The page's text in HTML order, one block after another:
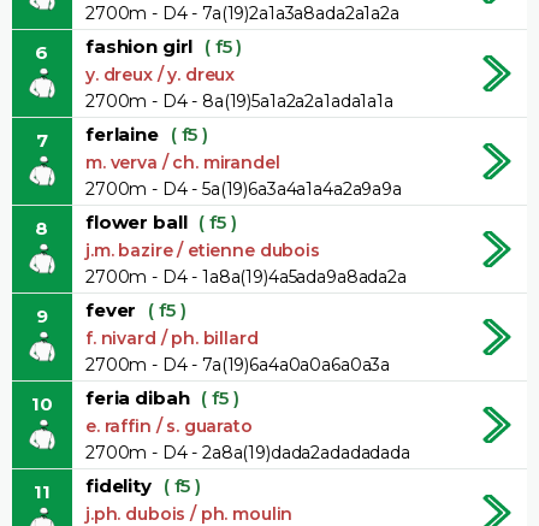
2700m - D4 - 7a(19)2a1a3a8ada2a1a2a
6 fashion girl ( f5 )
y. dreux / y. dreux
2700m - D4 - 8a(19)5a1a2a2a1ada1a1a
7 ferlaine ( f5 )
m. verva / ch. mirandel
2700m - D4 - 5a(19)6a3a4a1a4a2a9a9a
8 flower ball ( f5 )
j.m. bazire / etienne dubois
2700m - D4 - 1a8a(19)4a5ada9a8ada2a
9 fever ( f5 )
f. nivard / ph. billard
2700m - D4 - 7a(19)6a4a0a0a6a0a3a
10 feria dibah ( f5 )
e. raffin / s. guarato
2700m - D4 - 2a8a(19)dada2adadadada
11 fidelity ( f5 )
j.ph. dubois / ph. moulin